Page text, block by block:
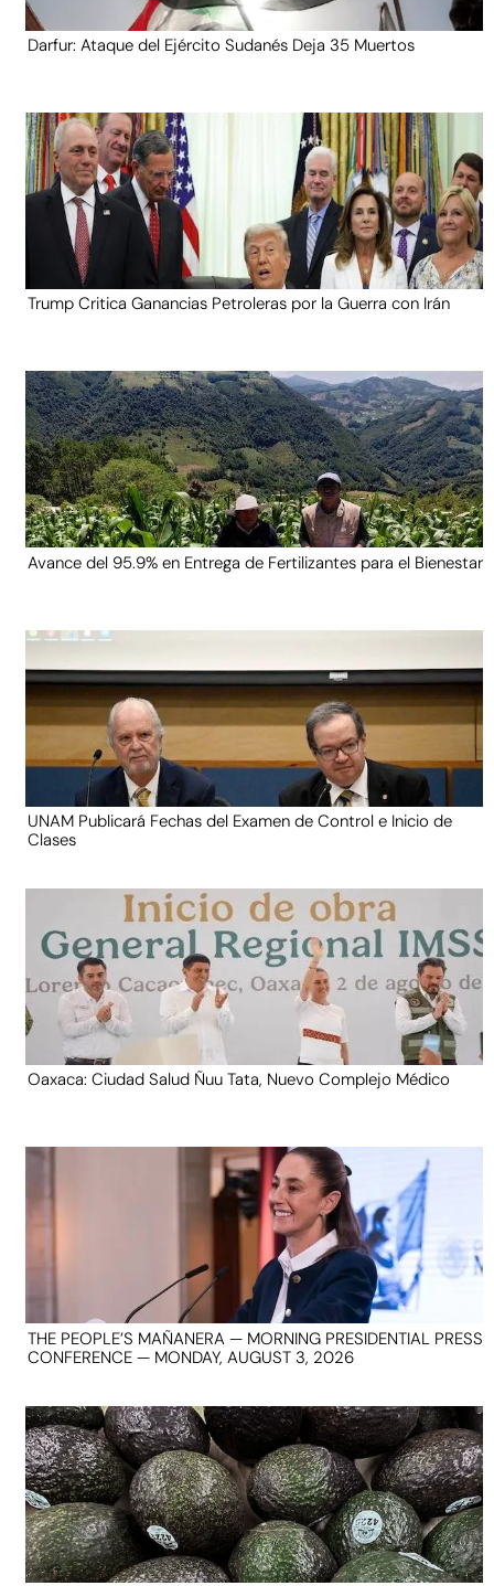
Darfur: Ataque del Ejército Sudanés Deja 35 Muertos
Trump Critica Ganancias Petroleras por la Guerra con Irán
Avance del 95.9% en Entrega de Fertilizantes para el Bienestar
UNAM Publicará Fechas del Examen de Control e Inicio de
Clases
Oaxaca: Ciudad Salud Ñuu Tata, Nuevo Complejo Médico
THE PEOPLE’S MAÑANERA — MORNING PRESIDENTIAL PRESS
CONFERENCE — MONDAY, AUGUST 3, 2026